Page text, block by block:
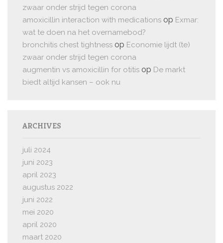
zwaar onder strijd tegen corona
amoxicillin interaction with medications op Exmar:
wat te doen na het overnamebod?
bronchitis chest tightness op Economie lijdt (te)
zwaar onder strijd tegen corona
augmentin vs amoxicillin for otitis op De markt
biedt altijd kansen – ook nu
ARCHIVES
juli 2024
juni 2023
april 2023
augustus 2022
juni 2022
mei 2020
april 2020
maart 2020